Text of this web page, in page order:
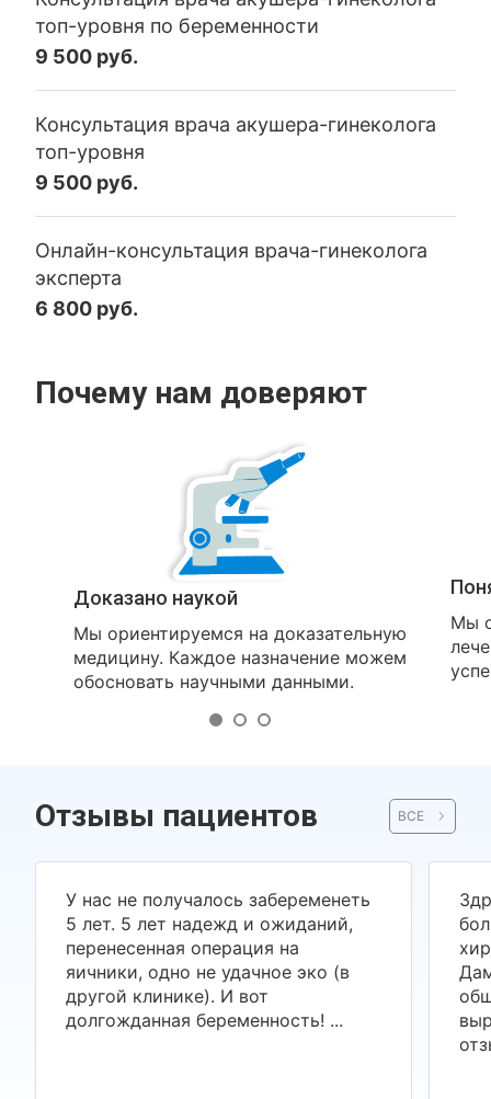
топ-уровня по беременности
9 500 руб.
Консультация врача акушера-гинеколога
топ-уровня
9 500 руб.
Онлайн-консультация врача-гинеколога
эксперта
6 800 руб.
Почему нам доверяют
Доказано наукой
Мы ориентируемся на доказательную
медицину. Каждое назначение можем
обосновать научными данными.
Мы
Отзывы пациентов ВСЕ
У нас не получалось забеременеть
5 лет. 5 лет надежд и ожиданий,
перенесенная операция на
яичники, одно не удачное эко (в
другой клинике). И вот
долгожданная беременность! ...